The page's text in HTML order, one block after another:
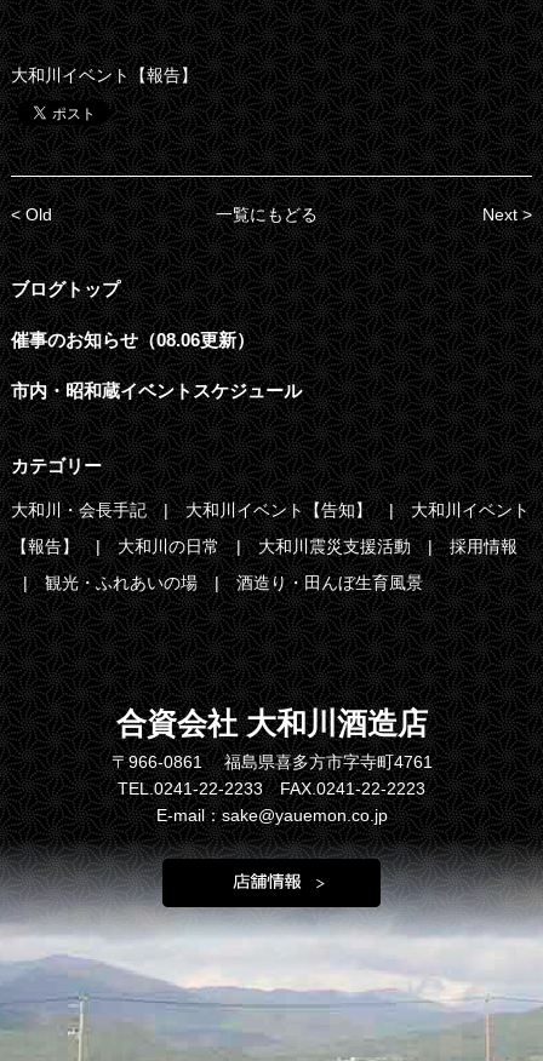
大和川イベント【報告】
< Old 一覧にもどる Next >
ブログトップ
催事のお知らせ（08.06更新）
市内・昭和蔵イベントスケジュール
カテゴリー
大和川・会長手記 大和川イベント【告知】
大和川イベント
【報告】
大和川の日常 大和川震災支援活動
採用情報
観光・ふれあいの場
酒造り・田んぼ生育風景
合資会社 大和川酒造店
〒966-0861 福島県喜多方市字寺町4761
TEL.0241-22-2233 FAX.0241-22-2223
E-mail：sake@yauemon.co.jp